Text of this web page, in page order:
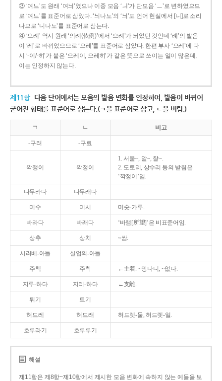
③ ‘여느’도 원래 ‘여늬’였으나 이중 모음 ‘ㅢ’가 단모음 ‘ㅡ’로 변하였으므
로 ‘여느’를 표준어로 삼았다. ‘늬나노’의 ‘늬’도 언어 현실에서 [니]로 소리
나므로 ‘니나노’를 표준어로 삼는다.
④ ‘으례’ 역시 원래 ‘의례(依例)’에서 ‘으례’가 되었던 것인데 ‘례’의 발음
이 ‘레’로 바뀌었으므로 ‘으레’를 표준어로 삼았다. 한편 부사 ‘으레’에 다
시 ‘-이/-히’가 붙은 ‘으레이, 으레히’가 같은 뜻으로 쓰이는 일이 많은데,
이는 인정하지 않는다.
제11항 다음 단어에서는 모음의 발음 변화를 인정하여, 발음이 바뀌어
굳어진 형태를 표준어로 삼는다.(ㄱ을 표준어로 삼고, ㄴ을 버림.)
ㄱ ㄴ 비고
-구려 -구료
깍쟁이 깍정이
1. 서울~, 알~, 찰~.
2. 도토리, 상수리 등의 받침은
‘깍정이’임.
나무라다 나무래다
미수 미시 미숫-가루.
바라다 바래다 ‘바램[所望]’은 비표준어임.
상추 상치 ~쌈.
시러베-아들 실업의-아들
주책 주착 ←主着. ~망나니, ~없다.
지루-하다 지리-하다 ←支離.
튀기 트기
허드레 허드래 허드렛-물, 허드렛-일.
호루라기 호루루기
해설
제11항은 제8항~제10항에서 제시한 모음 변화에 속하지 않는 예들을 보